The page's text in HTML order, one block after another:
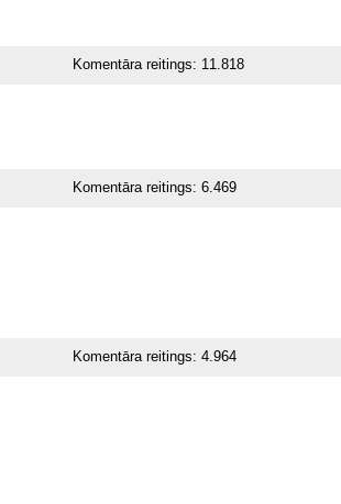
Komentāra reitings: 11.818
Komentāra reitings:6.469
Komentāra reitings:4.964